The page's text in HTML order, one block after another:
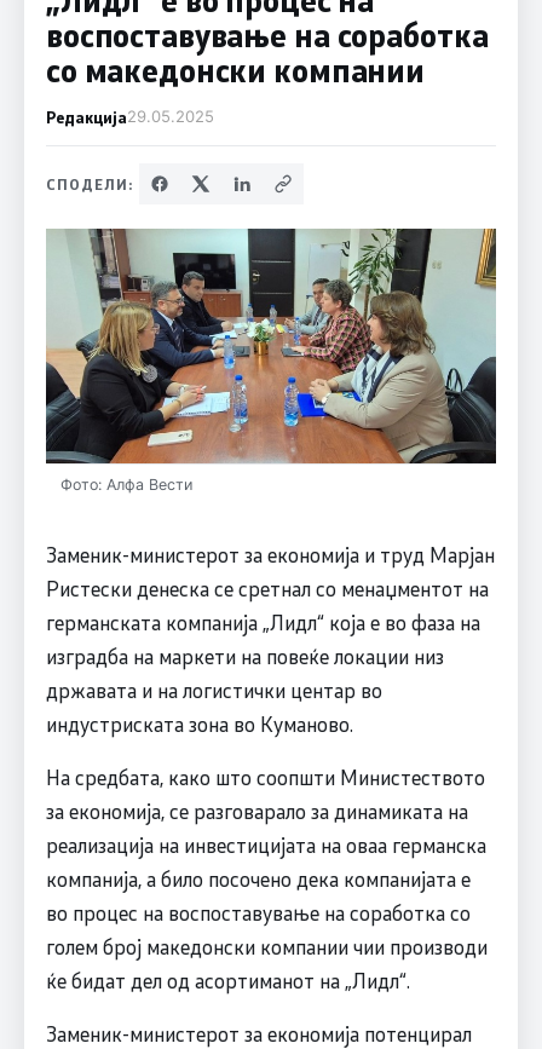
воспоставување на соработка
со македонски компании
Редакција29.05.2025
СПОДЕЛИ:
Фото: Алфа Вести
Заменик-министерот за економија и труд Марјан
Ристески денеска се сретнал со менаџментот на
германската компанија „Лидл“ која е во фаза на
изградба на маркети на повеќе локации низ
државата и на логистички центар во
индустриската зона во Куманово.
На средбата, како што соопшти Министеството
за економија, се разговарало за динамиката на
реализација на инвестицијата на оваа германска
компанија, а било посочено дека компанијата е
во процес на воспоставување на соработка со
голем број македонски компании чии производи
ќе бидат дел од асортиманот на „Лидл“.
Заменик-министерот за економија потенцирал